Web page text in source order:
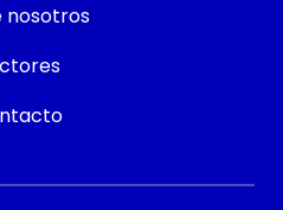
nosotros